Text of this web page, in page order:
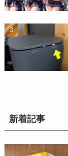
新着記事